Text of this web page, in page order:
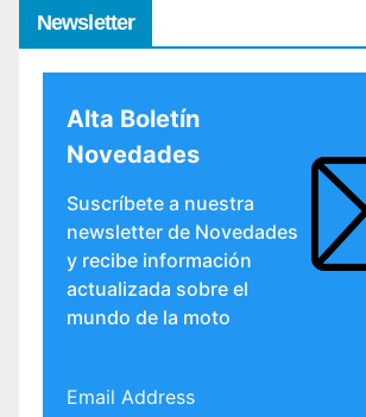
Newsletter
Alta Boletín
Novedades
Suscríbete a nuestra
newsletter de Novedades
y recibe información
actualizada sobre el
mundo de la moto
Email Address